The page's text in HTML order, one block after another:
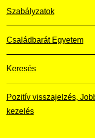
Szabályzatok
Családbarát Egyetem
Keresés
Pozitív visszajelzés,
kezelés